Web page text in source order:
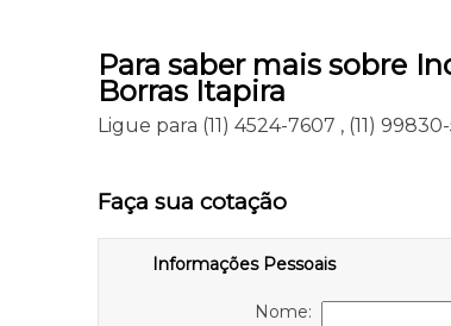
Para saber mais sobre
Borras Itapira
Ligue para (11) 4524-7607 , (11)
Faça sua cotação
Informações Pessoais
Nome: